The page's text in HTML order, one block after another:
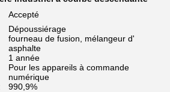
Accepté
Dépoussiérage
fourneau de fusion, mélangeur d'
asphalte
1 année
Pour les appareils à commande
numérique
990,9%